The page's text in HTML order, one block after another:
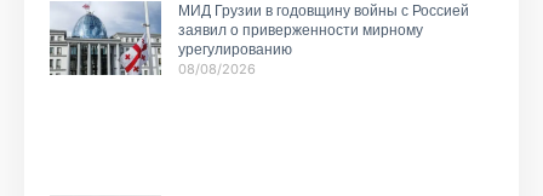
МИД Грузии в годовщину войны с Россией
заявил о приверженности мирному
урегулированию
08/08/2026